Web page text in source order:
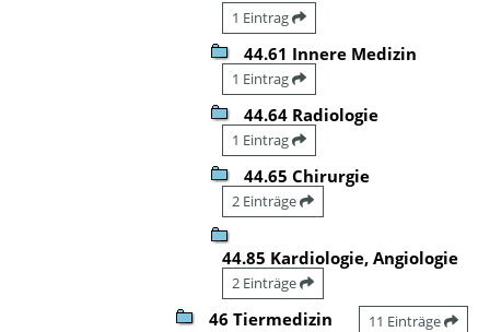
1 Eintrag
44.61 Innere Medizin
1 Eintrag
44.64 Radiologie
1 Eintrag
44.65 Chirurgie
2 Einträge
44.85 Kardiologie, Angiologie
2 Einträge
46 Tiermedizin 11 Einträge